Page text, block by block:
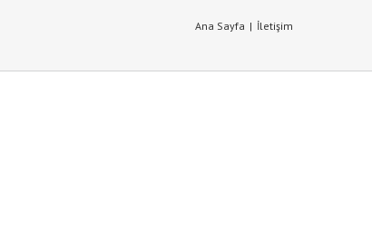
Ana Sayfa | İletişim